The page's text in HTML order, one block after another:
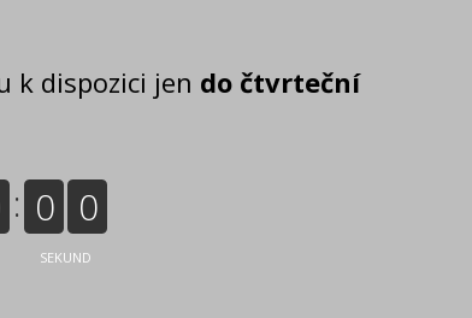
k dispozici jen do čtvrteční
0 0
SEKUND